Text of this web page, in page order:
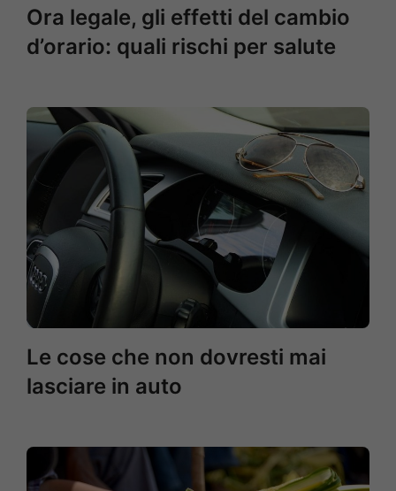
Ora legale, gli effetti del cambio
d’orario: quali rischi per salute
Le cose che non dovresti mai
lasciare in auto